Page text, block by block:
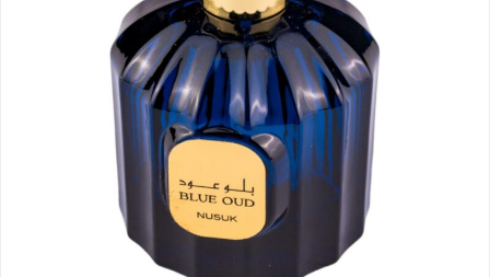
Parfumuri Arabesti